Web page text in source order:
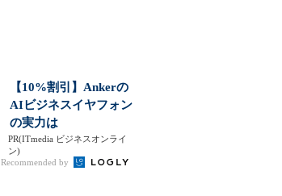
【10%割引】Ankerの
AIビジネスイヤフォン
の実力は
PR(ITmedia ビジネスオンライ
ン)
Recommended by